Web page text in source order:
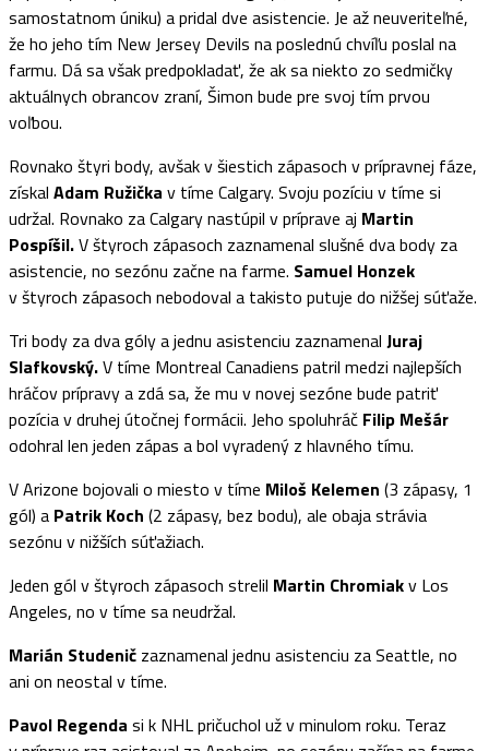
samostatnom úniku) a pridal dve asistencie. Je až neuveriteľné,
že ho jeho tím New Jersey Devils na poslednú chvíľu poslal na
farmu. Dá sa však predpokladať, že ak sa niekto zo sedmičky
aktuálnych obrancov zraní, Šimon bude pre svoj tím prvou
voľbou.
Rovnako štyri body, avšak v šiestich zápasoch v prípravnej fáze,
získal Adam Ružička v tíme Calgary. Svoju pozíciu v tíme si
udržal. Rovnako za Calgary nastúpil v príprave aj Martin
Pospíšil.V štyroch zápasoch zaznamenal slušné dva body za
asistencie, no sezónu začne na farme. Samuel Honzek
v štyroch zápasoch nebodoval a takisto putuje do nižšej súťaže.
Tri body za dva góly a jednu asistenciu zaznamenal Juraj
Slafkovský.V tíme Montreal Canadiens patril medzi najlepších
hráčov prípravy a zdá sa, že mu v novej sezóne bude patriť
pozícia v druhej útočnej formácii. Jeho spoluhráč Filip Mešár
odohral len jeden zápas a bol vyradený z hlavného tímu.
V Arizone bojovali o miesto v tíme Miloš Kelemen (3 zápasy, 1
gól) a Patrik Koch (2 zápasy, bez bodu), ale obaja strávia
sezónu v nižších súťažiach.
Jeden gól v štyroch zápasoch strelil Martin Chromiakv Los
Angeles, no v tíme sa neudržal.
Marián Studenič zaznamenal jednu asistenciu za Seattle, no
ani on neostal v tíme.
Pavol Regenda si k NHL pričuchol už v minulom roku. Teraz